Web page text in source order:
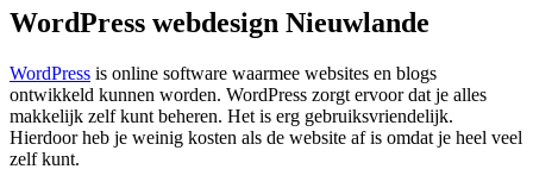
WordPress webdesign Nieuwlande
WordPress is online software waarmee websites en blogs
ontwikkeld kunnen worden. WordPress zorgt ervoor dat je alles
makkelijk zelf kunt beheren. Het is erg gebruiksvriendelijk.
Hierdoor heb je weinig kosten als de website af is omdat je heel veel
zelf kunt.